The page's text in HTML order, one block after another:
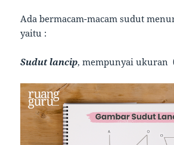
Ada bermacam-macam sudut
yaitu :
Sudut lancip, mempunyai ukuran